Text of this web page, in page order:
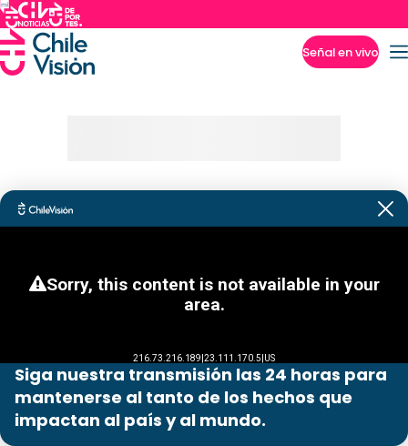
Señal en vivo
Siga nuestra transmisión las 24 horas para
mantenerse al tanto de los hechos que
impactan al país y al mundo.
Programas